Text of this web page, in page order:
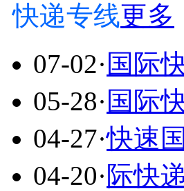
快递专线更多
07-02· 国际
05-28· 国际
04-27·快速
04-20·际快